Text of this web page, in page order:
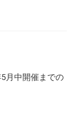
月中開催までの